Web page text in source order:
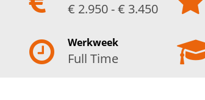
€ 2.950 - € 3.450
Werkweek
Full Time